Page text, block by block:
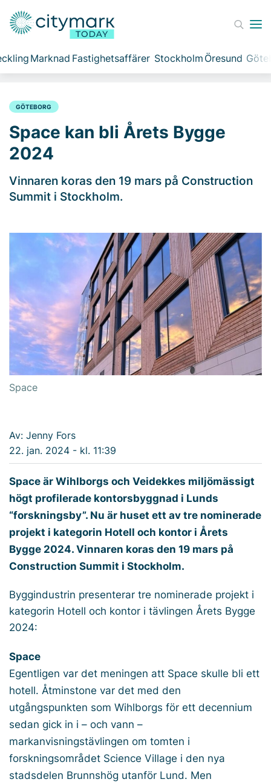
Marknad Fastighetsaffärer Stockholm Öresund
GÖTEBORG
Space kan bli Årets Bygge
2024
Vinnaren koras den 19 mars på Construction
Summit i Stockholm.
Space
Av: Jenny Fors
22. jan. 2024 - kl. 11:39
Space är Wihlborgs och Veidekkes miljömässigt
högt profilerade kontorsbyggnad i Lunds
“forskningsby”. Nu är huset ett av tre nominerade
projekt i kategorin Hotell och kontor i Årets
Bygge 2024. Vinnaren koras den 19 mars på
Construction Summit i Stockholm.
Byggindustrin presenterar tre nominerade projekt i
kategorin Hotell och kontor i tävlingen Årets Bygge
2024:
Space
Egentligen var det meningen att Space skulle bli ett
hotell. Åtminstone var det med den
utgångspunkten som Wihlborgs för ett decennium
sedan gick in i – och vann –
markanvisningstävlingen om tomten i
forskningsområdet Science Village i den nya
stadsdelen Brunnshög utanför Lund. Men